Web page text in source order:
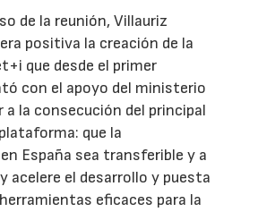
de la reunión, Villauriz
positiva la creación de la
que desde el primer
con el apoyo del ministerio
a la consecución del principal
que la
España sea transferible y a
acelere el desarrollo y puesta
eficaces para la